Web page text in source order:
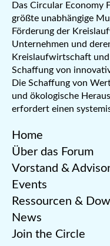
Das Circular Economy
größte unabhängige
Förderung der
Unternehmen und
Kreislaufwirtschaft
Schaffung von
Die Schaffung von
und ökologische
erfordert einen
Home
Über das Forum
Vorstand &
Events
Ressourcen &
News
Join the Circle